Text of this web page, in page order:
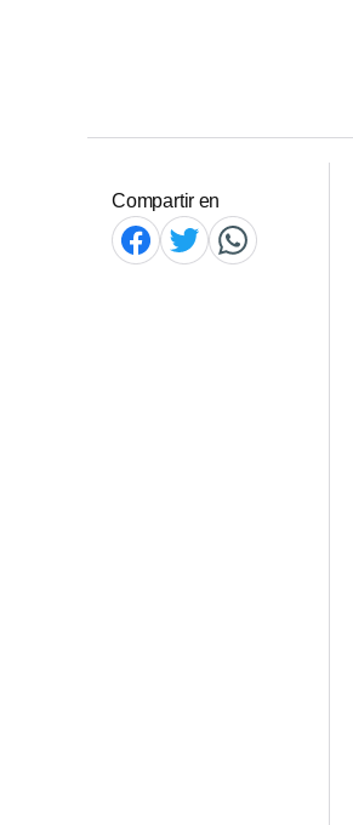
Compartir en